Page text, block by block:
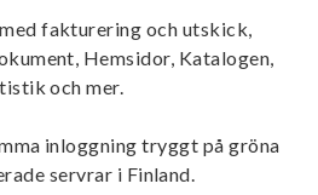
fakturering och utskick,
Hemsidor, Katalogen,
och mer.
inloggning tryggt på gröna
servrar i Finland.